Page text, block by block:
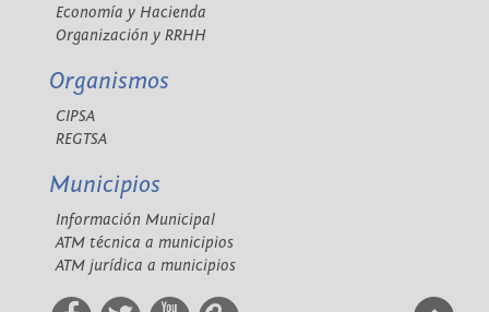
Economía y Hacienda
Organización y RRHH
Organismos
CIPSA
REGTSA
Municipios
Información Municipal
ATM técnica a municipios
ATM jurídica a municipios